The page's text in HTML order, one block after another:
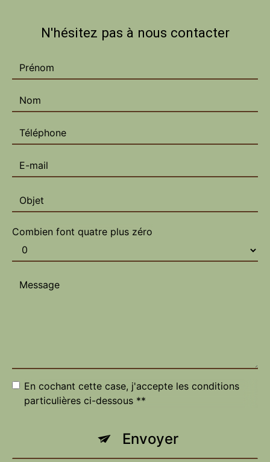
N'hésitez pas à nous contacter
Combien font quatre plus zéro
En cochant cette case, j'accepte les conditions
particulières ci-dessous **
Envoyer